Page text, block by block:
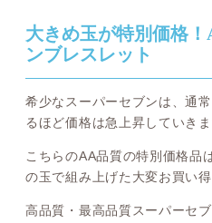
大きめ玉が特別価格
ンブレスレット
希少なスーパーセブンは、通
るほど価格は急上昇していきま
こちらのAA品質の特別価格品
の玉で組み上げた大変お買い
高品質・最高品質スーパーセ